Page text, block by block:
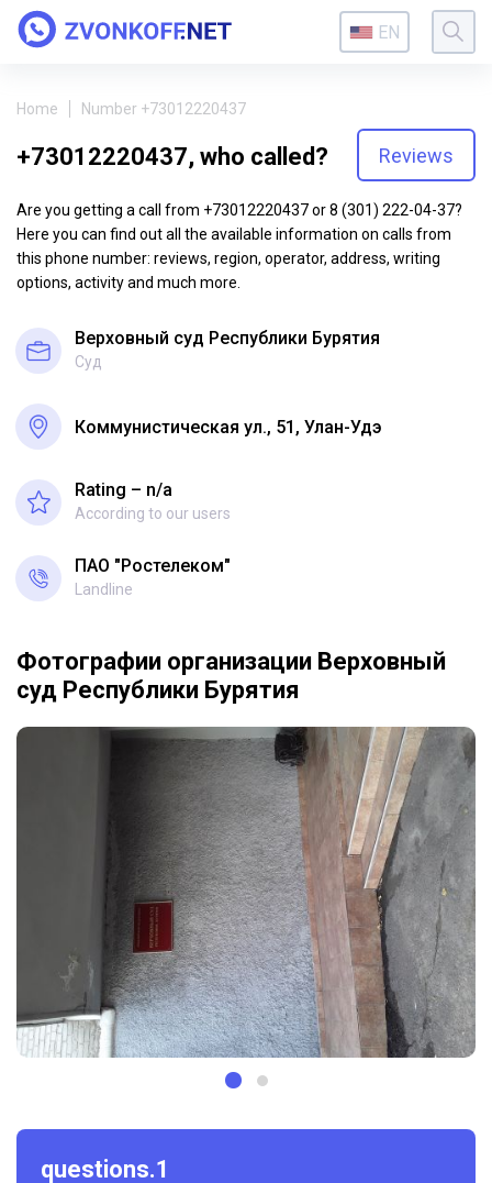
EN
Home Number +73012220437
+73012220437, who called? Reviews
Are you getting a call from +73012220437 or 8 (301) 222-04-37?
Here you can find out all the available information on calls from
this phone number: reviews, region, operator, address, writing
options, activity and much more.
Верховный суд Республики Бурятия
Суд
Коммунистическая ул., 51, Улан-Удэ
Rating – n/a
According to our users
ПАО "Ростелеком"
Landline
Фотографии организации Верховный
суд Республики Бурятия
questions.1